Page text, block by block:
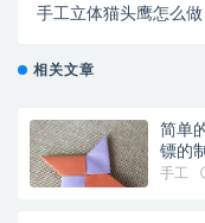
手工立体猫头鹰怎么
相关文章
简单
镖的
手工